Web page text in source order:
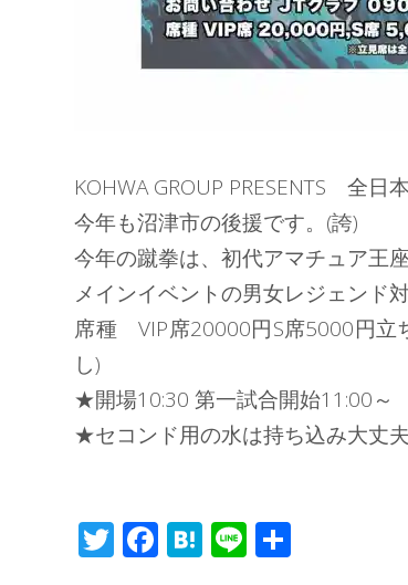
KOHWA GROUP PRESENTS 全
今年も沼津市の後援です。(誇)
今年の蹴拳は、初代アマチュア王
メインイベントの男女レジェンド
席種 VIP席20000円S席5000円立
し)
★開場10:30 第一試合開始11:00～
★セコンド用の水は持ち込み大丈
T F H Li